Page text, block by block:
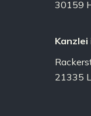
30159
Kanzlei
21335